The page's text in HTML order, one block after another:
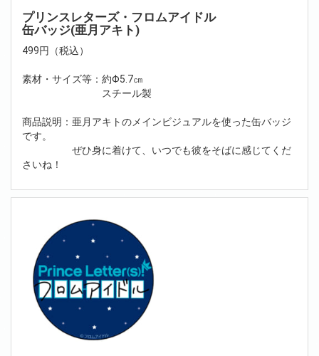
プリンスレターズ・フロムアイドル
缶バッジ(亜月アキト)
499円（税込）
素材・サイズ等：約Φ5.7㎝
スチール製
商品説明：亜月アキトのメインビジュアルを使った缶バッジ
です。
ぜひ身に着けて、いつでも彼をそばに感じてくだ
さいね！